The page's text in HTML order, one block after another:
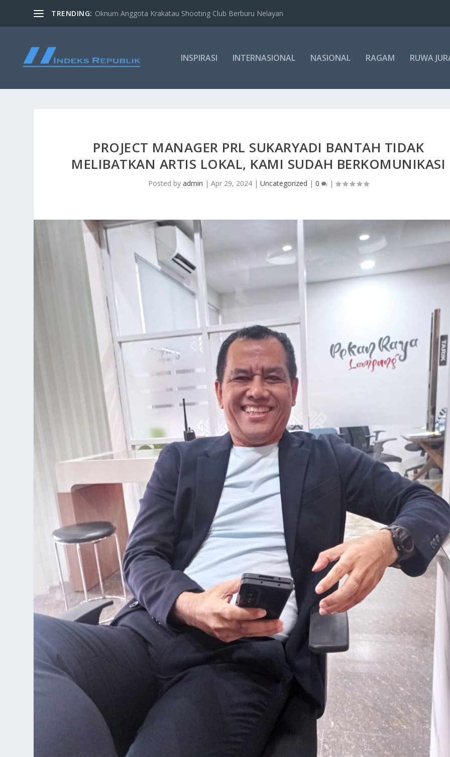
TRENDING: Oknum Anggota Krakatau Shooting Club Berburu Nelayan
INSPIRASI INTERNASIONAL NASIONAL RAGAM RUWA
PROJECT MANAGER PRL SUKARYADI BANTAH TIDAK
MELIBATKAN ARTIS LOKAL, KAMI SUDAH BERKOMUNIKASI
Posted byadmin |Apr 29, 2024 |Uncategorized |0 |